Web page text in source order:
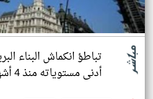
تباطؤ انكماش البناء
أدنى مستوياته منذ 4 أشهر